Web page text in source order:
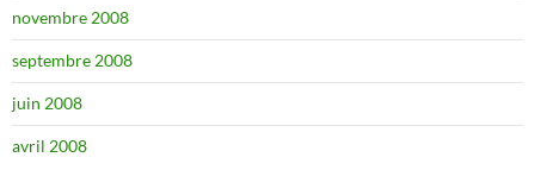
novembre 2008
septembre 2008
juin 2008
avril 2008